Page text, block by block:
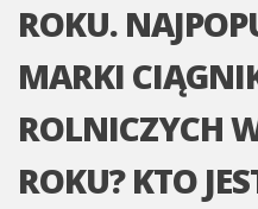
ROKU.
MARKI
ROLNICZYCH
ROKU? KTO